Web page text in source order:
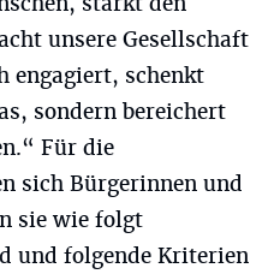
unsere Gesellschaft
engagiert, schenkt
sondern bereichert
Für die
sich Bürgerinnen und
sie wie folgt
und folgende Kriterien